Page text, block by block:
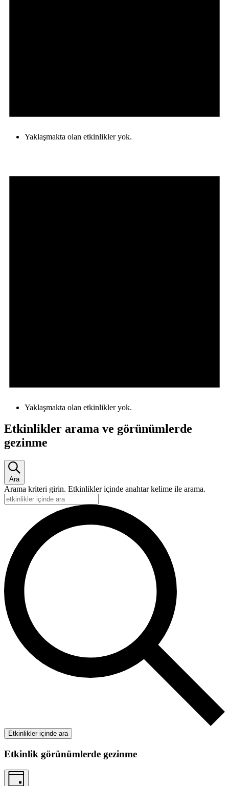
Yaklaşmakta olan etkinlikler yok.
Yaklaşmakta olan etkinlikler yok.
Etkinlikler arama ve görünümlerde
gezinme
Ara
Arama kriteri girin. Etkinlikler içinde anahtar kelime ile arama.
Etkinlikler içinde ara
Etkinlik görünümlerde gezinme